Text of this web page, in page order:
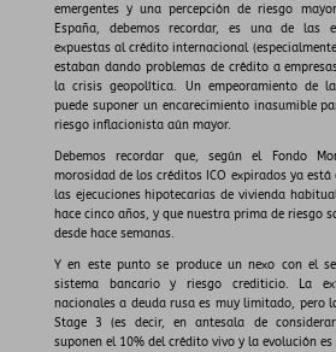
emergentes y una percepción de riesgo
España, debemos recordar, es una de las
expuestas al crédito internacional
estaban dando problemas de crédito a
la crisis geopolítica. Un empeoramiento de
puede suponer un encarecimiento inasumible
riesgo inflacionista aún mayor.
Debemos recordar que, según el Fondo
morosidad de los créditos ICO expirados ya está
las ejecuciones hipotecarias de vivienda
hace cinco años, y que nuestra prima de riesgo
desde hace semanas.
Y en este punto se produce un nexo con el
sistema bancario y riesgo crediticio. La
nacionales a deuda rusa es muy limitado, pero
Stage 3 (es decir, en antesala de
suponen el 10% del crédito vivo y la evolución